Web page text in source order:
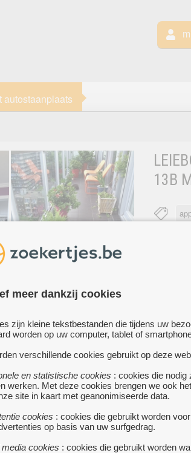
meer dankzij cookies
zijn kleine tekstbestanden die tijdens uw
worden op uw computer, tablet of
verschillende cookies gebruikt op deze
en statistische cookies : cookies die nodig
werken. Met deze cookies brengen we ook
site in kaart met geanonimiseerde data.
cookies : cookies die gebruikt worden
op basis van uw surfgedrag.
cookies : cookies die gebruikt worden
autostaanplaats
13B
Ing.
grote
Weinig
Private